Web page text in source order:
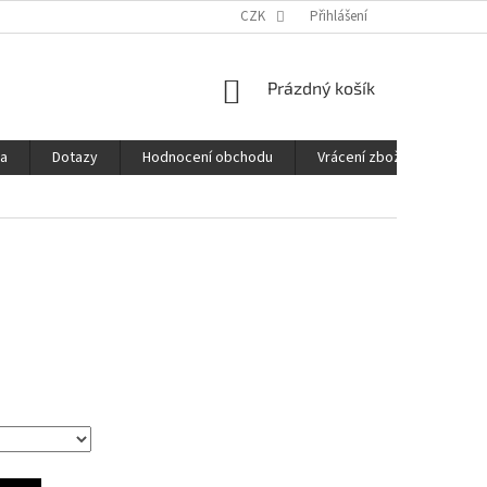
CZK Přihlášení
NÁKUPNÍ
Prázdný košík
Dotazy Hodnocení obchodu Vrácení zboží